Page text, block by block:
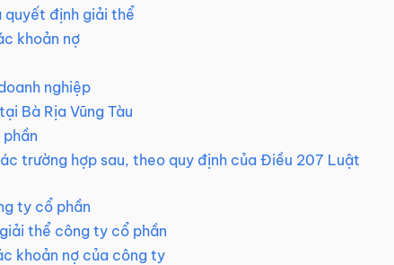
quyết định giải thể
khoản nợ
nghiệp
Bà Rịa Vũng Tàu
trường hợp sau, theo quy định của Điều 207 Luật
ty cổ phần
thể công ty cổ phần
khoản nợ của công ty